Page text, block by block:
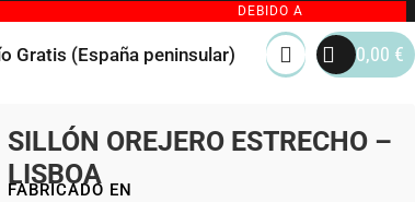
DEBIDO AL GRAN VOLUMEN DE
Gratis (España peninsular) 0,00 €
SILLÓN OREJERO ESTRECHO –
LISBOA
FABRICADO EN